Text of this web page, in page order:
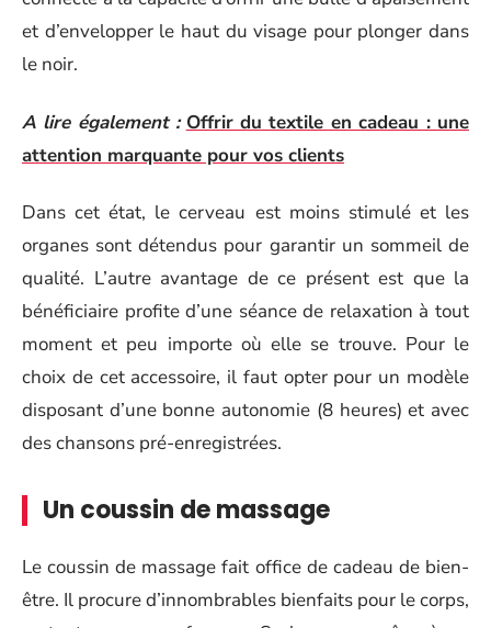
et d’envelopper le haut du visage pour plonger dans
le noir.
A lire également : Offrir du textile en cadeau : une
attention marquante pour vos clients
Dans cet état, le cerveau est moins stimulé et les
organes sont détendus pour garantir un sommeil de
qualité. L’autre avantage de ce présent est que la
bénéficiaire profite d’une séance de relaxation à tout
moment et peu importe où elle se trouve. Pour le
choix de cet accessoire, il faut opter pour un modèle
disposant d’une bonne autonomie (8 heures) et avec
des chansons pré-enregistrées.
Un coussin de massage
Le coussin de massage fait office de cadeau de bien-
être. Il procure d’innombrables bienfaits pour le corps,